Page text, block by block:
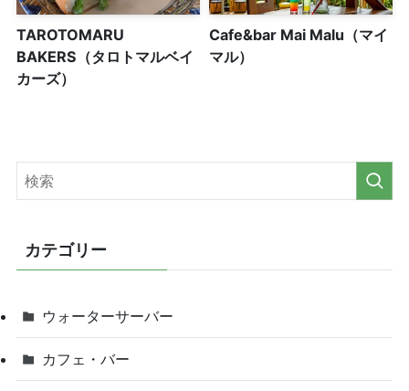
TAROTOMARU
BAKERS（タロトマルベイ
カーズ）
Cafe&bar Mai Malu（マイ
マル）
カテゴリー
ウォーターサーバー
カフェ・バー